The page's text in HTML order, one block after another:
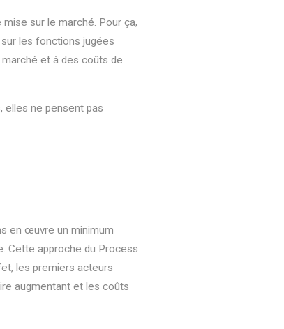
sur le marché. Pour ça,
les fonctions jugées
et à des coûts de
elles ne pensent pas
en œuvre un minimum
Cette approche du Process
les premiers acteurs
augmentant et les coûts